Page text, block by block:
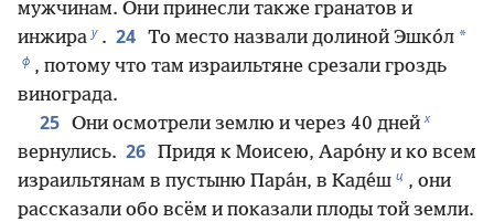
мужчинам. Они принесли также гранатов и
инжира у . 24 То место назвали долиной Эшко́л *
ф , потому что там израильтяне срезали гроздь
винограда.
25 Они осмотрели землю и через 40 дней х
вернулись. 26 Придя к Моисею, Ааро́ну и ко всем
израильтянам в пустыню Пара́н, в Каде́ш ц , они
рассказали обо всём и показали плоды той земли.